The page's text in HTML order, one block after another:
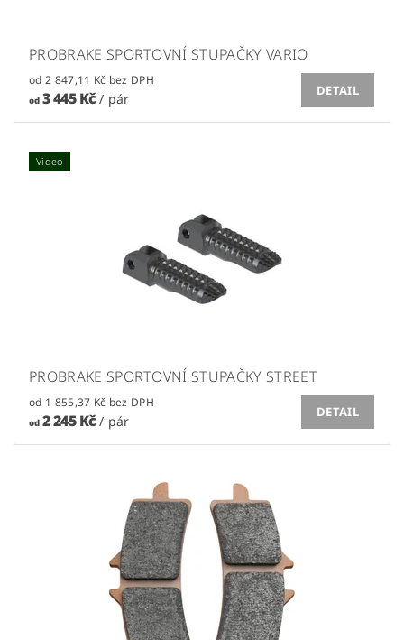
PROBRAKE SPORTOVNÍ STUPAČKY VARIO
od 2 847,11 Kč bez DPH
od3 445 Kč/ pár
DETAIL
Video
PROBRAKE SPORTOVNÍ STUPAČKY STREET
od 1 855,37 Kč bez DPH
od2 245 Kč/ pár
DETAIL